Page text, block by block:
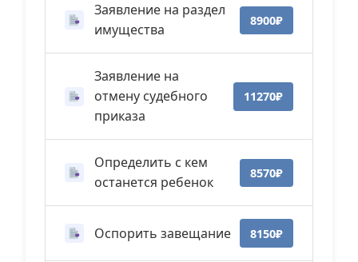
Заявление на раздел
имущества
8900₽
Заявление на
отмену судебного
приказа
11270₽
Определить с кем
останется ребенок
8570₽
Оспорить завещание 8150₽